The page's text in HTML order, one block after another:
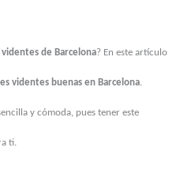
de Barcelona? En este artículo
videntes buenas en Barcelona.
y cómoda, pues tener este
ti.